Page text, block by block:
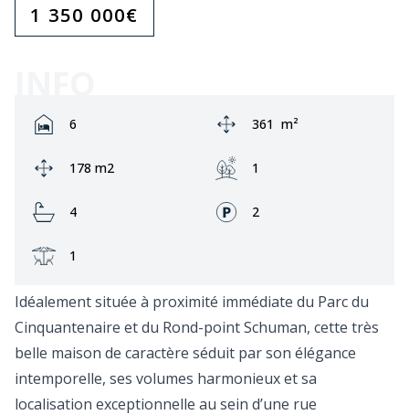
1 350 000€
Rooms:
6 Zone:
361 m²
Ground area:
178 m2 Jardin:
1
Bathrooms:
4 Façades:
2
Terrasse:
1
Idéalement située à proximité immédiate du Parc du
Cinquantenaire et du Rond-point Schuman, cette très
belle maison de caractère séduit par son élégance
intemporelle, ses volumes harmonieux et sa
localisation exceptionnelle au sein d’une rue